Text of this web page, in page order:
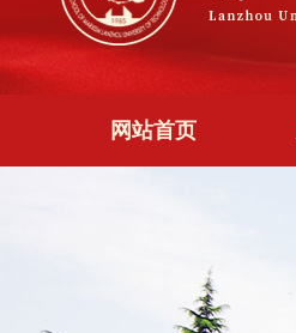
网站首页